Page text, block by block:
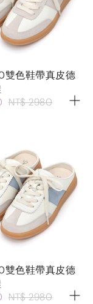
雙色鞋帶真皮德
NT$ 2980
雙色鞋帶真皮德
NT$ 2980